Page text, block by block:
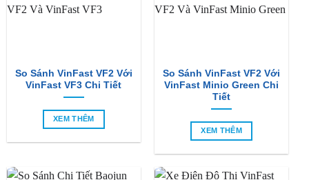
So Sánh VinFast VF2 Với
VinFast VF3 Chi Tiết
XEM THÊM
So Sánh VinFast VF2 Với
VinFast Minio Green Chi
Tiết
XEM THÊM